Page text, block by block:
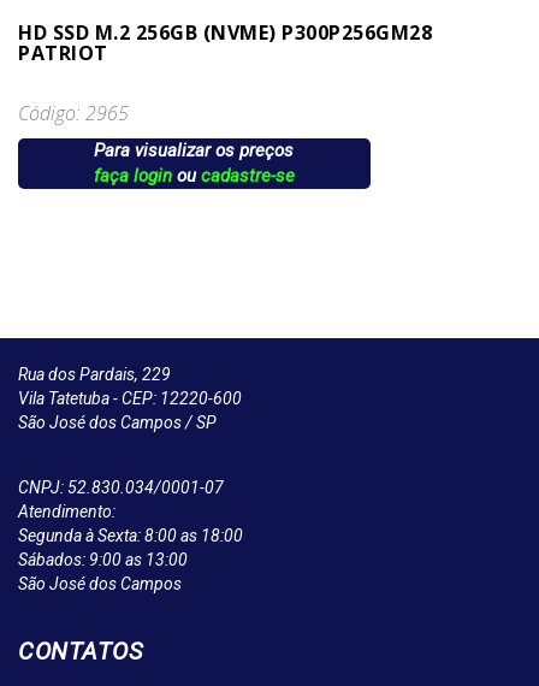
HD SSD M.2 256GB (NVME) P300P256GM28
PATRIOT
Código: 2965
Para visualizar os preços
faça loginoucadastre-se
Rua dos Pardais, 229
Vila Tatetuba - CEP: 12220-600
São José dos Campos / SP
CNPJ: 52.830.034/0001-07
Atendimento:
Segunda à Sexta: 8:00 as 18:00
Sábados: 9:00 as 13:00
São José dos Campos
CONTATOS